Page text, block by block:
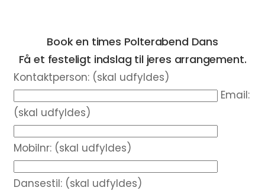
Book en times Polterabend Dans
Få et festeligt indslag til jeres arrangement.
Kontaktperson: (skal udfyldes)
Email:
(skal udfyldes)
Mobilnr: (skal udfyldes)
Dansestil: (skal udfyldes)